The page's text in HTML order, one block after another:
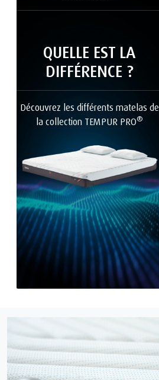
QUELLE EST LA
DIFFÉRENCE ?
Découvrez les différents matelas de
la collection TEMPUR PRO®